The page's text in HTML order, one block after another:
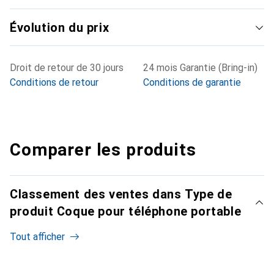
Évolution du prix
Droit de retour de 30 jours
Conditions de retour
24 mois Garantie (Bring-in)
Conditions de garantie
Comparer les produits
Classement des ventes dans Type de
produit Coque pour téléphone portable
Tout afficher